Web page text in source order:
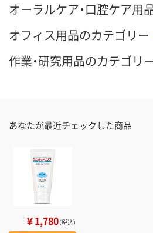
オーラルケア・口腔ケア用
オフィス用品のカテゴリー
作業・研究用品のカテゴリ
あなたが最近チェックした商品
￥1,780（税込）